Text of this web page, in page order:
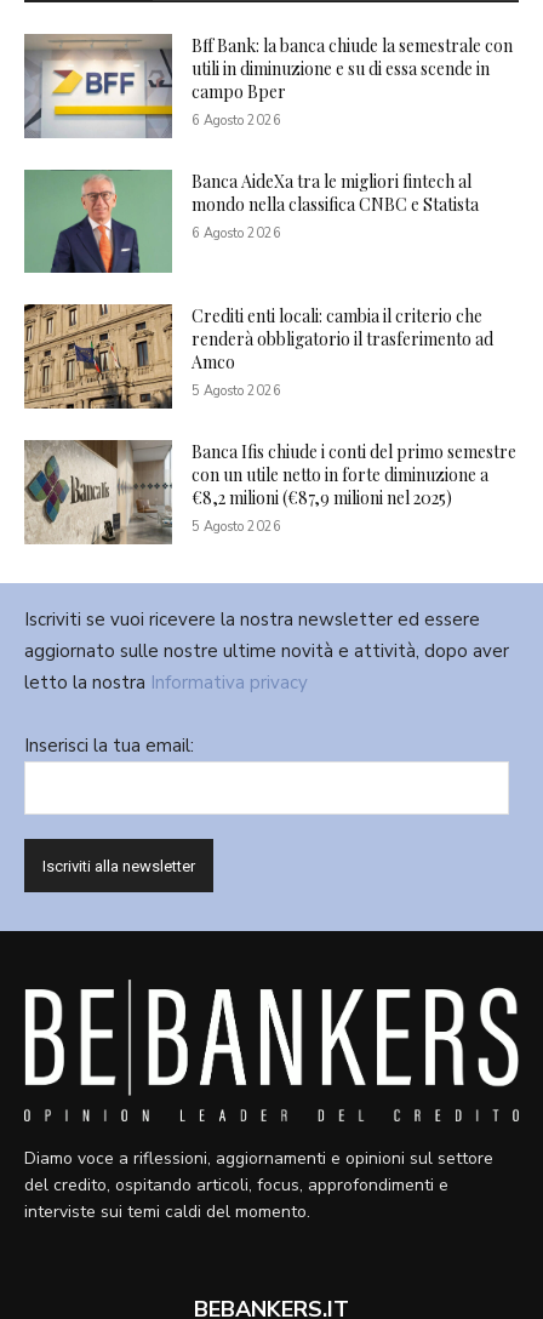
Bff Bank: la banca chiude la semestrale con
utili in diminuzione e su di essa scende in
campo Bper
6 Agosto 2026
Banca AideXa tra le migliori fintech al
mondo nella classifica CNBC e Statista
6 Agosto 2026
Crediti enti locali: cambia il criterio che
renderà obbligatorio il trasferimento ad
Amco
5 Agosto 2026
Banca Ifis chiude i conti del primo semestre
con un utile netto in forte diminuzione a
€8,2 milioni (€87,9 milioni nel 2025)
5 Agosto 2026
Iscriviti se vuoi ricevere la nostra newsletter ed essere
aggiornato sulle nostre ultime novità e attività, dopo aver
letto la nostra Informativa privacy
Inserisci la tua email:
Diamo voce a riflessioni, aggiornamenti e opinioni sul settore
del credito, ospitando articoli, focus, approfondimenti e
interviste sui temi caldi del momento.
BEBANKERS.IT